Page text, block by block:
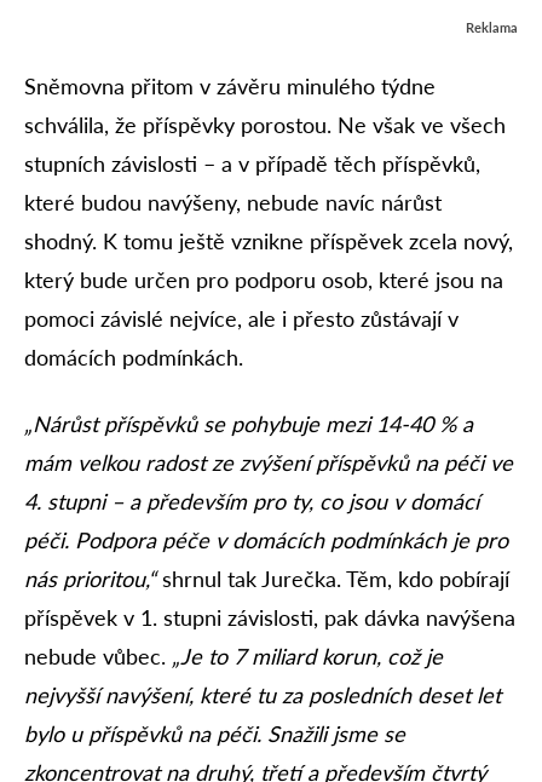
Reklama
Sněmovna přitom v závěru minulého týdne
schválila, že příspěvky porostou. Ne však ve všech
stupních závislosti – a v případě těch příspěvků,
které budou navýšeny, nebude navíc nárůst
shodný. K tomu ještě vznikne příspěvek zcela nový,
který bude určen pro podporu osob, které jsou na
pomoci závislé nejvíce, ale i přesto zůstávají v
domácích podmínkách.
„Nárůst příspěvků se pohybuje mezi 14-40 % a
mám velkou radost ze zvýšení příspěvků na péči ve
4. stupni – a především pro ty, co jsou v domácí
péči. Podpora péče v domácích podmínkách je pro
nás prioritou,“shrnul tak Jurečka. Těm, kdo pobírají
příspěvek v 1. stupni závislosti, pak dávka navýšena
nebude vůbec. „Je to 7 miliard korun, což je
nejvyšší navýšení, které tu za posledních deset let
bylo u příspěvků na péči. Snažili jsme se
zkoncentrovat na druhý, třetí a především čtvrtý